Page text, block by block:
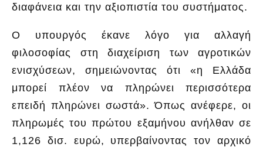
διαφάνεια και την αξιοπιστία του συστήματος.
Ο υπουργός έκανε λόγο για αλλαγή
φιλοσοφίας στη διαχείριση των αγροτικών
ενισχύσεων, σημειώνοντας ότι «η Ελλάδα
μπορεί πλέον να πληρώνει περισσότερα
επειδή πληρώνει σωστά». Όπως ανέφερε, οι
πληρωμές του πρώτου εξαμήνου ανήλθαν σε
1,126 δισ. ευρώ, υπερβαίνοντας τον αρχικό